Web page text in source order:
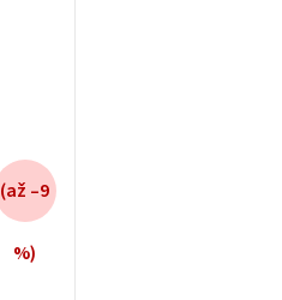
(až –9
%)